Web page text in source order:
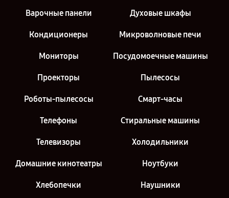
Варочные панели Духовые шкафы
Кондиционеры Микроволновые печи
Мониторы Посудомоечные машины
Проекторы Пылесосы
Роботы-пылесосы Смарт-часы
Телефоны Стиральные машины
Телевизоры Холодильники
Домашние кинотеатры Ноутбуки
Хлебопечки Наушники